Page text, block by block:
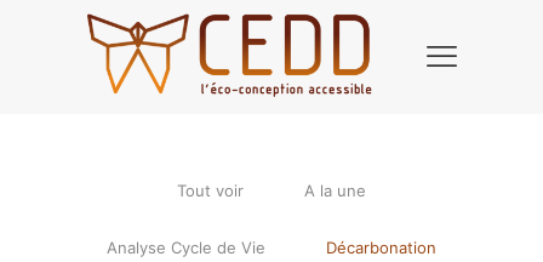
Tout voir A la une
Analyse Cycle de Vie Décarbonation